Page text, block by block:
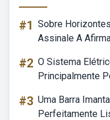
#1 Sobre
Assinale A
#2 O Sistema
Principalmente
#3 Uma Barra
Perfeitamente